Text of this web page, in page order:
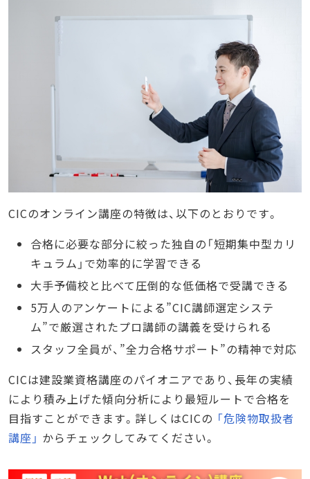
CICのオンライン講座の特徴は、以下のとおりです。
合格に必要な部分に絞った独自の「短期集中型カリ
キュラム」で効率的に学習できる
大手予備校と比べて圧倒的な低価格で受講できる
5万人のアンケートによる”CIC講師選定システ
ム”で厳選されたプロ講師の講義を受けられる
スタッフ全員が、”全力合格サポート”の精神で対応
CICは建設業資格講座のパイオニアであり、長年の実績
により積み上げた傾向分析により最短ルートで合格を
目指すことができます。詳しくはCICの 「危険物取扱者
講座」 からチェックしてみてください。